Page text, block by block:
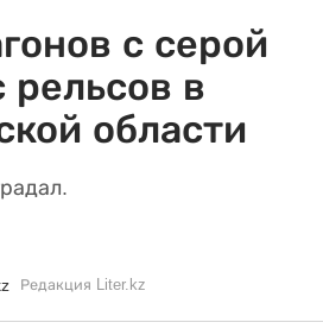
с серой
рельсов в
области
Редакция Liter.kz